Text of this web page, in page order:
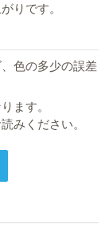
りです。
色の多少の誤差
ます。
みください。